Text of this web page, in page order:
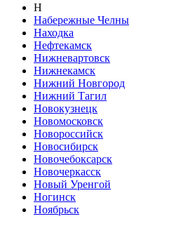
Н
Набережные Челны
Находка
Нефтекамск
Нижневартовск
Нижнекамск
Нижний Новгород
Нижний Тагил
Новокузнецк
Новомосковск
Новороссийск
Новосибирск
Новочебоксарск
Новочеркасск
Новый Уренгой
Ногинск
Ноябрьск